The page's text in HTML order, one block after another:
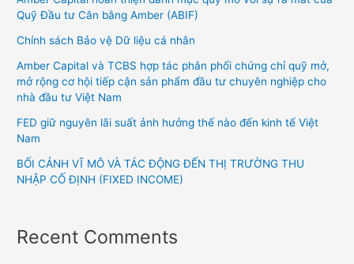
Quỹ Đầu tư Cân bằng Amber (ABIF)
Chính sách Bảo vệ Dữ liệu cá nhân
Amber Capital và TCBS hợp tác phân phối chứng chỉ quỹ mở,
mở rộng cơ hội tiếp cận sản phẩm đầu tư chuyên nghiệp cho
nhà đầu tư Việt Nam
FED giữ nguyên lãi suất ảnh hưởng thế nào đến kinh tế Việt
Nam
BỐI CẢNH VĨ MÔ VÀ TÁC ĐỘNG ĐẾN THỊ TRƯỜNG THU
NHẬP CỐ ĐỊNH (FIXED INCOME)
Recent Comments